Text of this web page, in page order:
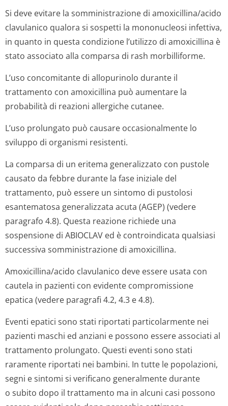
Si deve evitare la somministrazione di amoxicillina/acido
clavulanico qualora si sospetti la mononucleosi infettiva,
in quanto in questa condizione l’utilizzo di amoxicillina è
stato associato alla comparsa di rash morbilliforme.
L’uso concomitante di allopurinolo durante il
trattamento con amoxicillina può aumentare la
probabilità di reazioni allergiche cutanee.
L’uso prolungato può causare occasionalmente lo
sviluppo di organismi resistenti.
La comparsa di un eritema generalizzato con pustole
causato da febbre durante la fase iniziale del
trattamento, può essere un sintomo di pustolosi
esantematosa generalizzata acuta (AGEP) (vedere
paragrafo 4.8). Questa reazione richiede una
sospensione di ABIOCLAV ed è controindicata qualsiasi
successiva somministrazione di amoxicillina.
Amoxicillina/acido clavulanico deve essere usata con
cautela in pazienti con evidente compromissione
epatica (vedere paragrafi 4.2, 4.3 e 4.8).
Eventi epatici sono stati riportati particolarmente nei
pazienti maschi ed anziani e possono essere associati al
trattamento prolungato. Questi eventi sono stati
raramente riportati nei bambini. In tutte le popolazioni,
segni e sintomi si verificano generalmente durante
o subito dopo il trattamento ma in alcuni casi possono